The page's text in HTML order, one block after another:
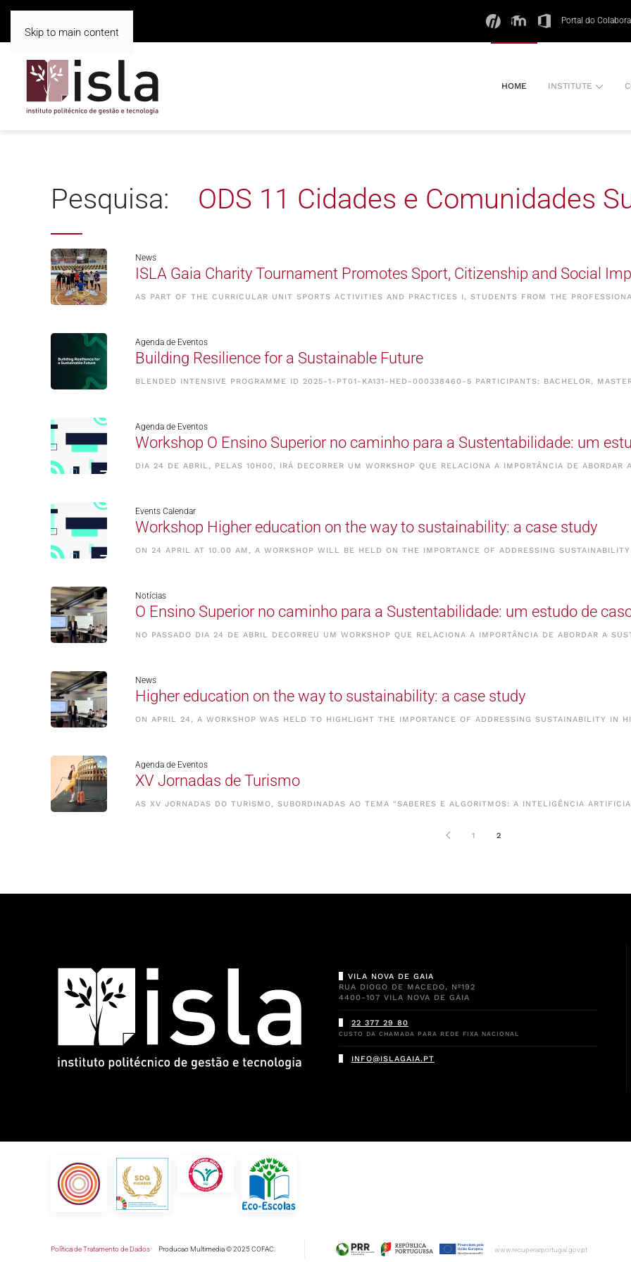
Skip to main content
Portal do
HOME INSTITUTE
Pesquisa: ODS 11 Cidades e Comunidades
News
ISLA Gaia Charity Tournament Promotes Sport, Citizenship and Social
AS PART OF THE CURRICULAR UNIT SPORTS ACTIVITIES AND PRACTICES I, STUDENTS FROM THE
Agenda de Eventos
Building Resilience for a Sustainable Future
BLENDED INTENSIVE PROGRAMME ID 2025-1-PT01-KA131-HED-000338460-5 PARTICIPANTS: BACHELOR,
Agenda de Eventos
Workshop O Ensino Superior no caminho para a Sustentabilidade: um
DIA 24 DE ABRIL, PELAS 10H00, IRÁ DECORRER UM WORKSHOP QUE RELACIONA A IMPORTÂNCIA DE ABORDAR
Events Calendar
Workshop Higher education on the way to sustainability: a case study
ON 24 APRIL AT 10.00 AM, A WORKSHOP WILL BE HELD ON THE IMPORTANCE OF ADDRESSING
Notícias
O Ensino Superior no caminho para a Sustentabilidade: um estudo de
NO PASSADO DIA 24 DE ABRIL DECORREU UM WORKSHOP QUE RELACIONA A IMPORTÂNCIA DE ABORDAR A
News
Higher education on the way to sustainability: a case study
ON APRIL 24, A WORKSHOP WAS HELD TO HIGHLIGHT THE IMPORTANCE OF ADDRESSING SUSTAINABILITY IN
Agenda de Eventos
XV Jornadas de Turismo
AS XV JORNADAS DO TURISMO, SUBORDINADAS AO TEMA "SABERES E ALGORITMOS: A INTELIGÊNCIA
1 2
VILA NOVA DE GAIA
RUA DIOGO DE MACEDO, Nº192
4400-107 VILA NOVA DE GAIA
22 377 29 80
CUSTO DA CHAMADA PARA REDE FIXA NACIONAL
INFO@ISLAGAIA.PT
www.recuperarportugal.gov.pt
Política de Tratamento de Dados Producao Multimedia © 2025 COFAC.